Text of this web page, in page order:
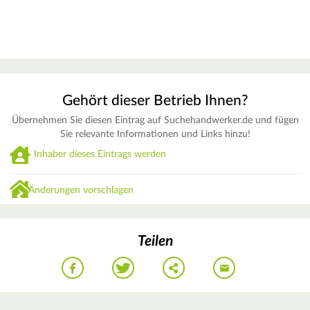
Gehört dieser Betrieb Ihnen?
Übernehmen Sie diesen Eintrag auf Suchehandwerker.de und fügen
Sie relevante Informationen und Links hinzu!
Inhaber dieses Eintrags werden
Änderungen vorschlagen
Teilen